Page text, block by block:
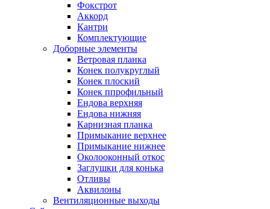
Фокстрот
Аккорд
Кантри
Комплектующие
Доборные элементы
Ветровая планка
Конек полукруглый
Конек плоский
Конек ппрофильный
Ендова верхняя
Ендова нижняя
Карнизная планка
Примыкание верхнее
Примыкание нижнее
Околооконный откос
Заглушки для конька
Отливы
Аквилоны
Вентиляционные выходы